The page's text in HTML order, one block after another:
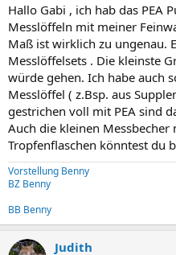
Hallo Gabi , ich hab das PEA
Messlöffeln mit meiner
Maß ist wirklich zu ungenau.
Messlöffelsets . Die kleinste
würde gehen. Ich habe auch
Messlöffel ( z.Bsp. aus
gestrichen voll mit PEA sind
Auch die kleinen
Tropfenflaschen könntest du
Vorstellung Benny
BZ Benny
BB Benny
Judith